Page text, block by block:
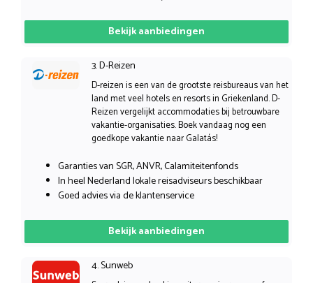
Bekijk aanbiedingen
3. D-Reizen
D-reizen is een van de grootste reisbureaus van het
land met veel hotels en resorts in Griekenland. D-
Reizen vergelijkt accommodaties bij betrouwbare
vakantie-organisaties. Boek vandaag nog een
goedkope vakantie naar Galatás!
Garanties van SGR, ANVR, Calamiteitenfonds
In heel Nederland lokale reisadviseurs beschikbaar
Goed advies via de klantenservice
Bekijk aanbiedingen
4. Sunweb